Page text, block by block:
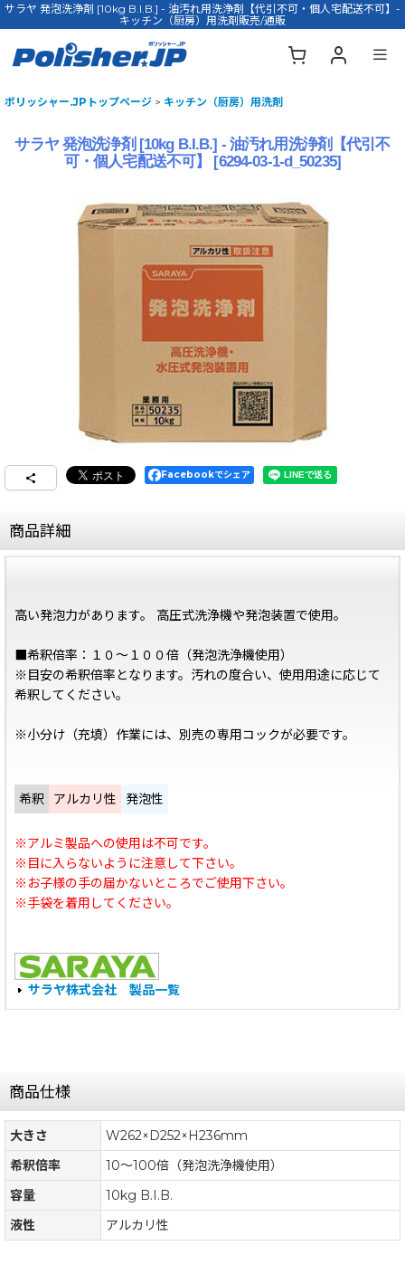
サラヤ 発泡洗浄剤 [10kg B.I.B.] - 油汚れ用洗浄剤【代引不可・個人宅配送不可】-
キッチン（厨房）用洗剤販売/通販
ポリッシャー.JPトップページ > キッチン（厨房）用洗剤
サラヤ 発泡洗浄剤 [10kg B.I.B.] - 油汚れ用洗浄剤【代引不
可・個人宅配送不可】
[6294-03-1-d_50235]
Facebookでシェア
商品詳細
高い発泡力があります。 高圧式洗浄機や発泡装置で使用。
■希釈倍率：１０〜１００倍（発泡洗浄機使用）
※目安の希釈倍率となります。汚れの度合い、使用用途に応じて
希釈してください。
※小分け（充填）作業には、別売の専用コックが必要です。
希釈 アルカリ性 発泡性
※アルミ製品への使用は不可です。
※目に入らないように注意して下さい。
※お子様の手の届かないところでご使用下さい。
※手袋を着用してください。
サラヤ株式会社 製品一覧
商品仕様
大きさ
W262×D252×H236mm
希釈倍率
10〜100倍（発泡洗浄機使用）
容量
10kg B.I.B.
液性
アルカリ性